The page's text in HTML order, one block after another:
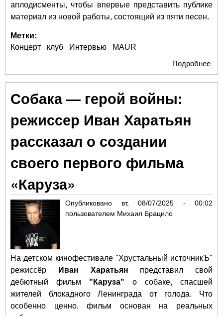
аплодисменты, чтобы впервые представить публике
материал из новой работы, состоящий из пяти песен.
Метки:
Концерт клуб Интервью
MAUR
Подробнее
Собака — герой войны:
режиссер Иван Харатьян
рассказал о создании
своего первого фильма
«Каруза»
Опубликовано вт, 08/07/2025 - 00:02
пользователем Михаил Брацило
На детском кинофестивале "Хрустальный источникЪ"
режиссёр
Иван Харатьян представил свой
дебютный фильм "Каруза" о собаке, спасшей
жителей блокадного Ленинграда от голода. Что
особенно ценно, фильм основан на реальных